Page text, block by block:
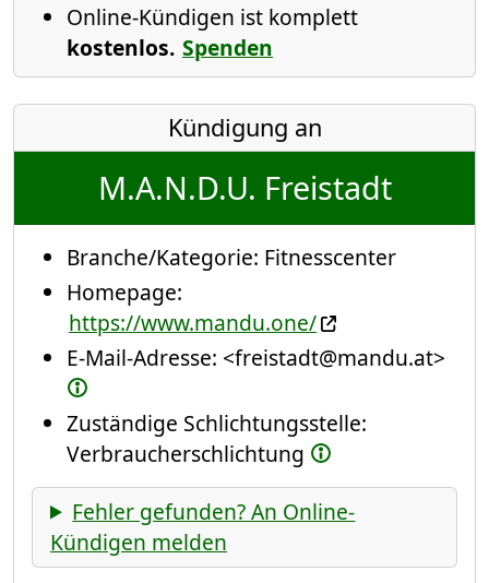
Online-Kündigen ist komplett
kostenlos. Spenden
Kündigung an
M.A.N.D.U. Freistadt
Branche/Kategorie: Fitnesscenter
Homepage:
https://www.mandu.one/
E-Mail-Adresse: <freistadt@mandu.at>
Zuständige Schlichtungsstelle:
Verbraucherschlichtung
Fehler gefunden? An Online-
Kündigen melden